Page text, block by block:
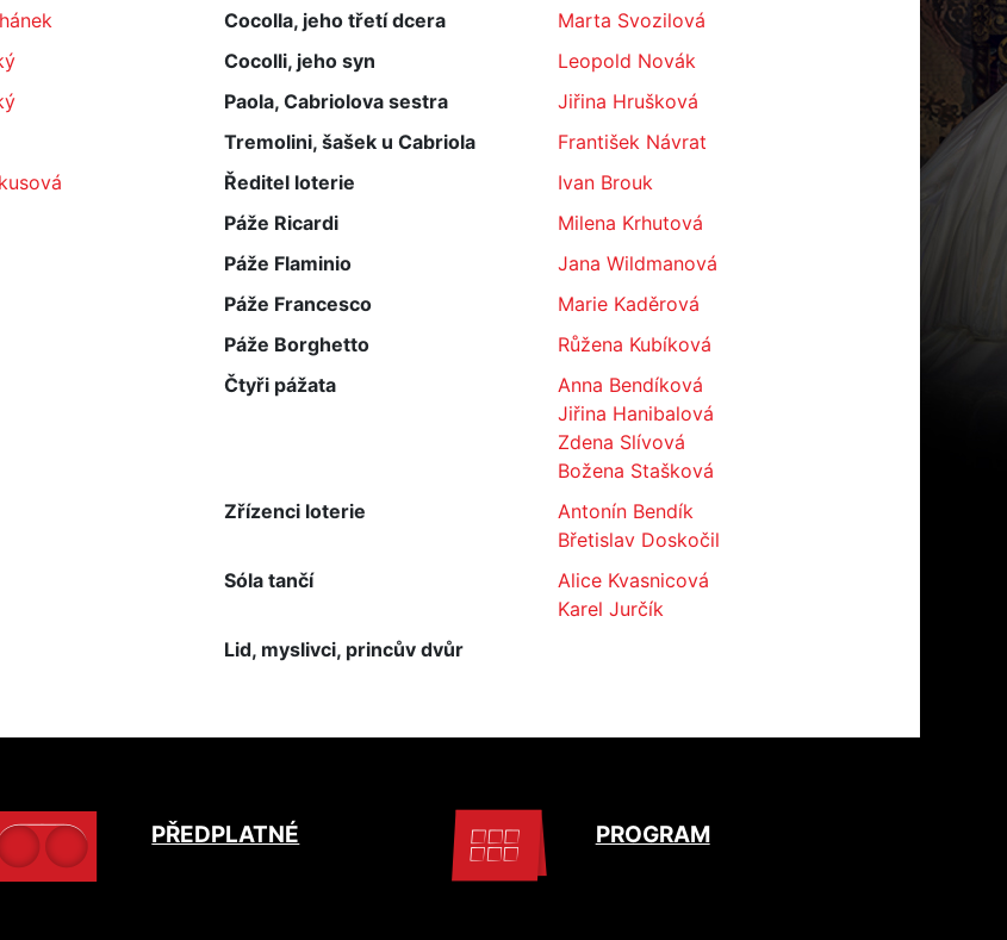
Cocolla, jeho třetí dcera
Marta Svozilová
Cocolli, jeho syn
Leopold Novák
Paola, Cabriolova sestra
Jiřina Hrušková
Tremolini, šašek u Cabriola
František Návrat
Ředitel loterie
Ivan Brouk
Páže Ricardi
Milena Krhutová
Páže Flaminio
Jana Wildmanová
Páže Francesco
Marie Kaděrová
Páže Borghetto
Růžena Kubíková
Čtyři pážata
Anna Bendíková
Jiřina Hanibalová
Zdena Slívová
Božena Stašková
Zřízenci loterie
Antonín Bendík
Břetislav Doskočil
Sóla tančí
Alice Kvasnicová
Karel Jurčík
Lid, myslivci, princův dvůr
PŘEDPLATNÉ PROGRAM